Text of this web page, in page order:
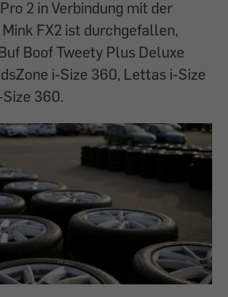
2 in Verbindung mit der
FX2 ist durchgefallen,
Boof Tweety Plus Deluxe
i-Size 360, Lettas i-Size
360.